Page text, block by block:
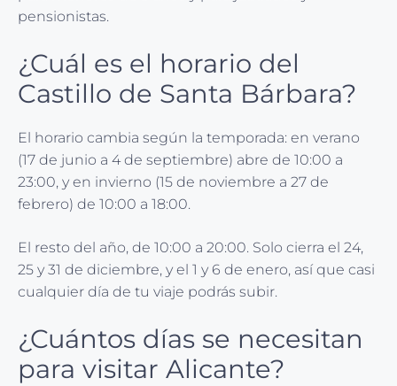
pensionistas.
¿Cuál es el horario del
Castillo de Santa Bárbara?
El horario cambia según la temporada: en verano
(17 de junio a 4 de septiembre) abre de 10:00 a
23:00, y en invierno (15 de noviembre a 27 de
febrero) de 10:00 a 18:00.
El resto del año, de 10:00 a 20:00. Solo cierra el 24,
25 y 31 de diciembre, y el 1 y 6 de enero, así que casi
cualquier día de tu viaje podrás subir.
¿Cuántos días se necesitan
para visitar Alicante?